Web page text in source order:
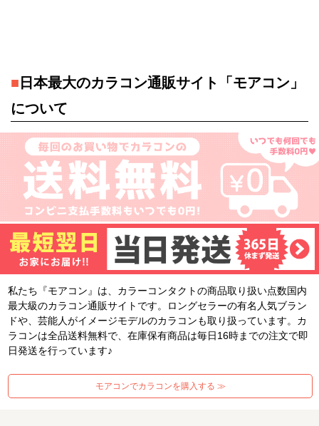
■ 日本最大のカラコン通販サイト「モアコン」
について
私たち『モアコン』は、カラーコンタクトの商品取り扱い点数国内
最大級のカラコン通販サイトです。ロングセラーの有名人気ブラン
ドや、芸能人がイメージモデルのカラコンも取り扱っています。カ
ラコンは全品送料無料で、在庫保有商品は毎日16時までの注文で即
日発送を行っています♪
モアコンでカラコンを購入する ≫